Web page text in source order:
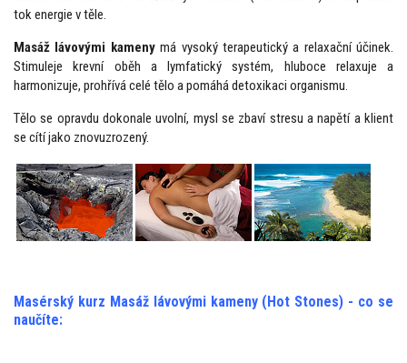
tok energie v těle.
Masáž lávovými kamenymá vysoký terapeutický a relaxační účinek.
Stimuleje krevní oběh a lymfatický systém, hluboce relaxuje a
harmonizuje, prohřívá celé tělo a pomáhá detoxikaci organismu.
Tělo se opravdu dokonale uvolní, mysl se zbaví stresu a napětí a klient
se cítí jako znovuzrozený.
Masérský kurz Masáž lávovými kameny (Hot Stones) - co se
naučíte: